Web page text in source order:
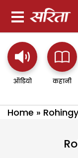
ऑडियो कहानी
Home »